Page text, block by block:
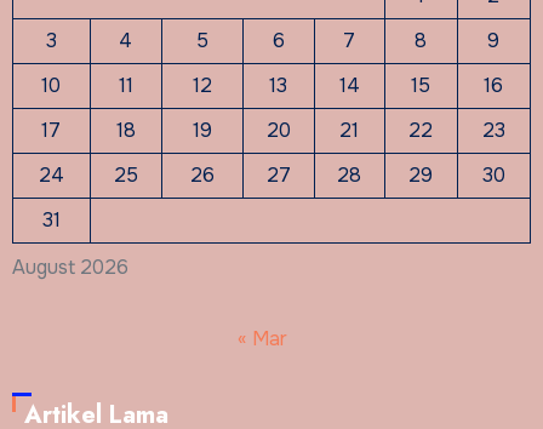
August 2026
3
4 5 6 7 8
9
10
11 12 13 14 15
16
17
18 19 20 21 22
23
24
25 26 27 28 29
30
31
« Mar
Artikel Lama